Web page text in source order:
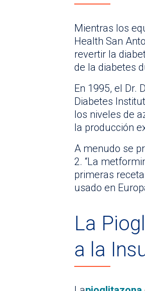
Mientras los
Health San
revertir la
de la diabetes
En 1995, el Dr.
Diabetes
los niveles de
la producción
A menudo se
2. “La
primeras
usado en
La
a la